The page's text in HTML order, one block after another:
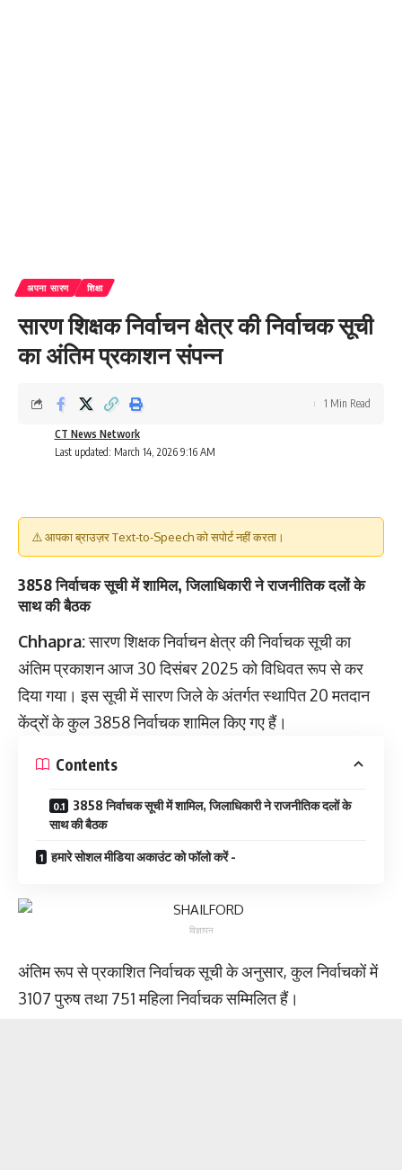
अपना सारण शिक्षा
सारण शिक्षक निर्वाचन क्षेत्र की निर्वाचक सूची
का अंतिम प्रकाशन संपन्न
Last updated: March 14, 2026 9:16 AM
CT News Network
1 Min Read
⚠️ आपका ब्राउज़र Text-to-Speech को सपोर्ट नहीं करता।
3858 निर्वाचक सूची में शामिल, जिलाधिकारी ने राजनीतिक दलों के
साथ की बैठक
Chhapra:सारण शिक्षक निर्वाचन क्षेत्र की निर्वाचक सूची का
अंतिम प्रकाशन आज 30 दिसंबर 2025 को विधिवत रूप से कर
दिया गया। इस सूची में सारण जिले के अंतर्गत स्थापित 20 मतदान
केंद्रों के कुल 3858 निर्वाचक शामिल किए गए हैं।
Contents
3858 निर्वाचक सूची में शामिल, जिलाधिकारी ने राजनीतिक दलों के
साथ की बैठक
हमारे सोशल मीडिया अकाउंट को फॉलो करें -
विज्ञापन
अंतिम रूप से प्रकाशित निर्वाचक सूची के अनुसार, कुल निर्वाचकों में
3107 पुरुष तथा 751 महिला निर्वाचक सम्मिलित हैं।